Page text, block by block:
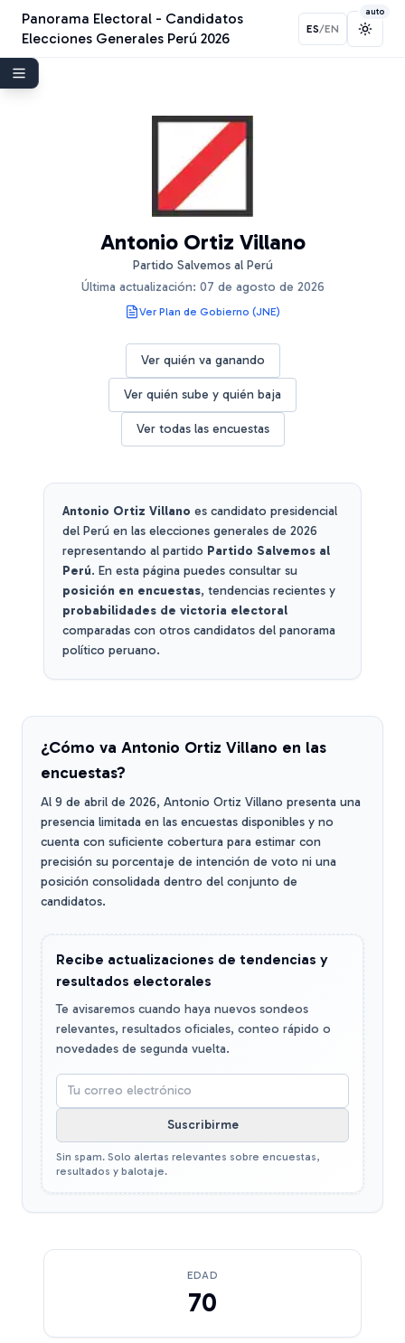
Panorama Electoral - Candidatos
Elecciones Generales Perú 2026
ES/EN
auto
Antonio Ortiz Villano
Partido Salvemos al Perú
Última actualización: 07 de agosto de 2026
Ver Plan de Gobierno (JNE)
Ver quién va ganando
Ver quién sube y quién baja
Ver todas las encuestas
Antonio Ortiz Villano es candidato presidencial
del Perú en las elecciones generales de 2026
representando al partido Partido Salvemos al
Perú. En esta página puedes consultar su
posición en encuestas, tendencias recientes y
probabilidades de victoria electoral
comparadas con otros candidatos del panorama
político peruano.
¿Cómo va Antonio Ortiz Villano en las
encuestas?
Al 9 de abril de 2026, Antonio Ortiz Villano presenta una
presencia limitada en las encuestas disponibles y no
cuenta con suficiente cobertura para estimar con
precisión su porcentaje de intención de voto ni una
posición consolidada dentro del conjunto de
candidatos.
Recibe actualizaciones de tendencias y
resultados electorales
Te avisaremos cuando haya nuevos sondeos
relevantes, resultados oficiales, conteo rápido o
novedades de segunda vuelta.
Suscribirme
Sin spam. Solo alertas relevantes sobre encuestas,
resultados y balotaje.
EDAD
70